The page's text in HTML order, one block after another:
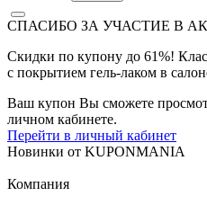
СПАСИБО ЗА УЧАСТИЕ В
Скидки по купону до 61%!
с покрытием гель-лаком в
Ваш купон Вы сможете
личном кабинете.
Перейти в личный кабинет
Новинки от KUPONMANIA
Компания